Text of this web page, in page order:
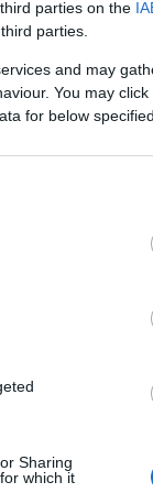
parties on the
parties.
and may
You may
for below
Sharing
which it
komment